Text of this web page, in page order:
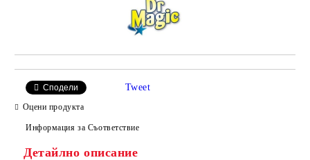
Сподели Tweet
Оцени продукта
Информация за Съответствие
Детайлно описание